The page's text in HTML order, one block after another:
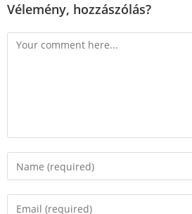
Vélemény, hozzászólás?